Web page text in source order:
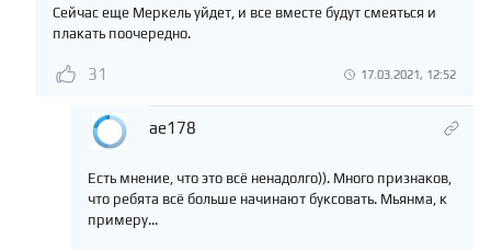
Сейчас еще Меркель уйдет, и все вместе будут смеяться и
плакать поочередно.
31 17.03.2021, 12:52
ae178
Есть мнение, что это всё ненадолго)). Много признаков,
что ребята всё больше начинают буксовать. Мьянма, к
примеру...